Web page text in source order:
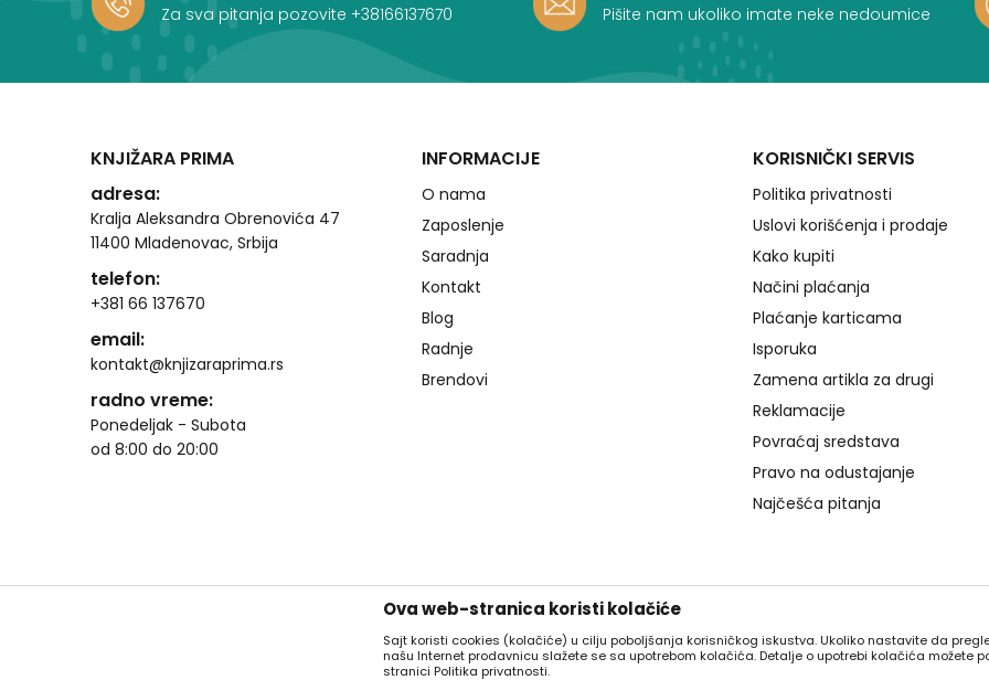
Za sva pitanja pozovite +38166137670 Pišite nam ukoliko imate neke nedoumice
KNJIŽARA PRIMA
adresa:
Kralja Aleksandra Obrenovića 47
11400 Mladenovac, Srbija
telefon:
+381 66 137670
email:
kontakt@knjizaraprima.rs
radno vreme:
Ponedeljak - Subota
od 8:00 do 20:00
INFORMACIJE
O nama
Zaposlenje
Saradnja
Kontakt
Blog
Radnje
Brendovi
KORISNIČKI SERVIS
Politika privatnosti
Uslovi korišćenja i prodaje
Kako kupiti
Načini plaćanja
Plaćanje karticama
Isporuka
Zamena artikla za drugi
Reklamacije
Povraćaj sredstava
Pravo na odustajanje
Najčešća pitanja
Ova web-stranica koristi kolačiće
Sajt koristi cookies (kolačiće) u cilju poboljšanja korisničkog iskustva. Ukoliko nastavite da
našu Internet prodavnicu slažete se sa upotrebom kolačića. Detalje o upotrebi kolačića možete
stranici Politika privatnosti.